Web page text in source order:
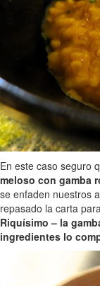
En este caso seguro
meloso con gamba
se enfaden nuestros
repasado la carta
Riquísimo – la
ingredientes lo